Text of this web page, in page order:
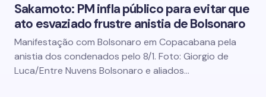
Sakamoto: PM infla público para evitar que
ato esvaziado frustre anistia de Bolsonaro
Manifestação com Bolsonaro em Copacabana pela
anistia dos condenados pelo 8/1. Foto: Giorgio de
Luca/Entre Nuvens Bolsonaro e aliados…